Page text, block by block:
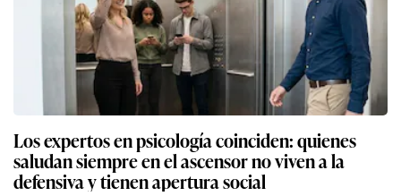
Los expertos en psicología coinciden: quienes
saludan siempre en el ascensor no viven a la
defensiva y tienen apertura social